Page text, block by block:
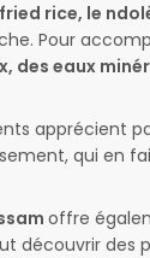
fried rice, le
Pour
des eaux
apprécient
qui en
offre
découvrir des